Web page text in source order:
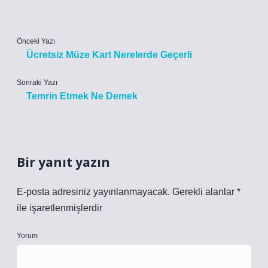
Önceki Yazı
Ücretsiz Müze Kart Nerelerde Geçerli
Sonraki Yazı
Temrin Etmek Ne Demek
Bir yanıt yazın
E-posta adresiniz yayınlanmayacak. Gerekli alanlar *
ile işaretlenmişlerdir
Yorum